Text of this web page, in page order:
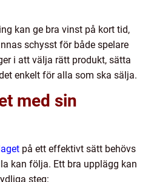
kan ge bra vinst på kort tid,
schysst för både spelare
i att välja rätt produkt, sätta
enkelt för alla som ska sälja.
med sin
på ett effektivt sätt behövs
kan följa. Ett bra upplägg kan
steg: